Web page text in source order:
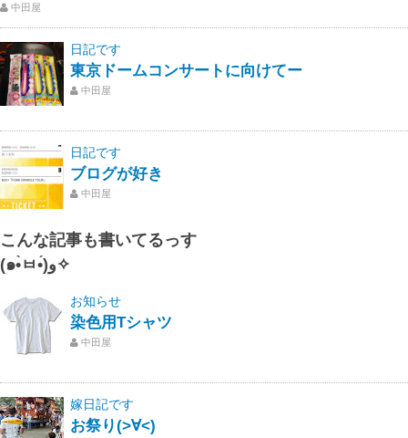
中田屋
日記です
東京ドームコンサートに向けてー
中田屋
日記です
ブログが好き
中田屋
こんな記事も書いてるっす
(๑•̀ㅂ•́)و✧
お知らせ
染色用Tシャツ
中田屋
嫁日記です
お祭り(>∀<)